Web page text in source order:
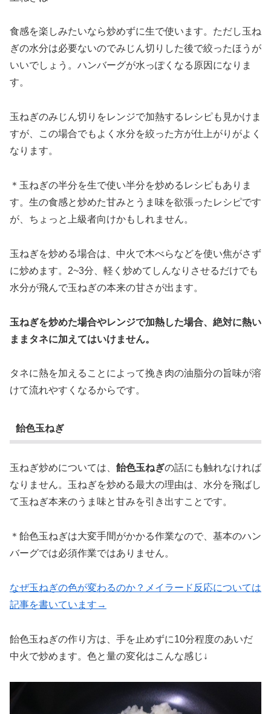
食感を楽しみたいなら炒めずに生で使います。ただし玉ね
ぎの水分は必要ないのでみじん切りした後で絞ったほうが
いいでしょう。ハンバーグが水っぽくなる原因になりま
す。
玉ねぎのみじん切りをレンジで加熱するレシピも見かけま
すが、この場合でもよく水分を絞った方が仕上がりがよく
なります。
＊玉ねぎの半分を生で使い半分を炒めるレシピもありま
す。生の食感と炒めた甘みとうま味を欲張ったレシピです
が、ちょっと上級者向けかもしれません。
玉ねぎを炒める場合は、中火で木べらなどを使い焦がさず
に炒めます。2~3分、軽く炒めてしんなりさせるだけでも
水分が飛んで玉ねぎの本来の甘さが出ます。
玉ねぎを炒めた場合やレンジで加熱した場合、絶対に熱い
ままタネに加えてはいけません。
タネに熱を加えることによって挽き肉の油脂分の旨味が溶
けて流れやすくなるからです。
飴色玉ねぎ
玉ねぎ炒めについては、 飴色玉ねぎの話にも触れなければ
なりません。玉ねぎを炒める最大の理由は、水分を飛ばし
て玉ねぎ本来のうま味と甘みを引き出すことです。
＊飴色玉ねぎは大変手間がかかる作業なので、基本のハン
バーグでは必須作業ではありません。
なぜ玉ねぎの色が変わるのか？メイラード反応については
記事を書いています→
飴色玉ねぎの作り方は、手を止めずに10分程度のあいだ
中火で炒めます。色と量の変化はこんな感じ↓